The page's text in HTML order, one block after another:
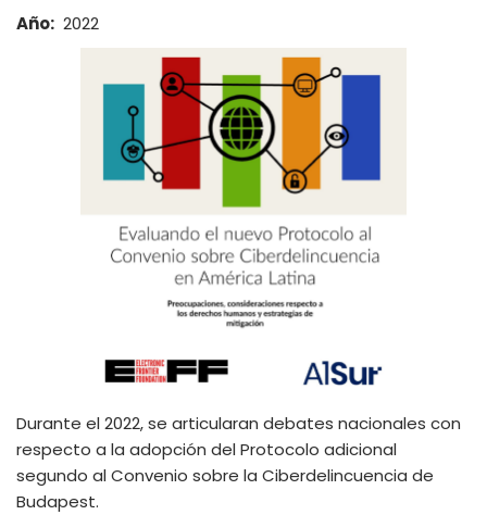
Año 2022
Durante el 2022, se articularan debates nacionales con
respecto a la adopción del Protocolo adicional
segundo al Convenio sobre la Ciberdelincuencia de
Budapest.